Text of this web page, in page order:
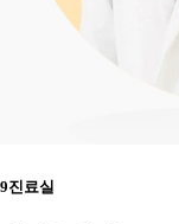
9진료실